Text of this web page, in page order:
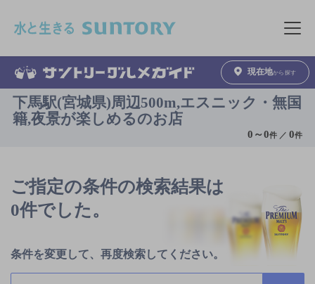
メニュ
現在地から探す
下馬駅(宮城県)周辺500m,エスニック・無国
籍,夜景が楽しめるのお店
0 ～0件 ／0件
ご指定の条件の検索結果は
0件でした。
条件を変更して、再度検索してください。